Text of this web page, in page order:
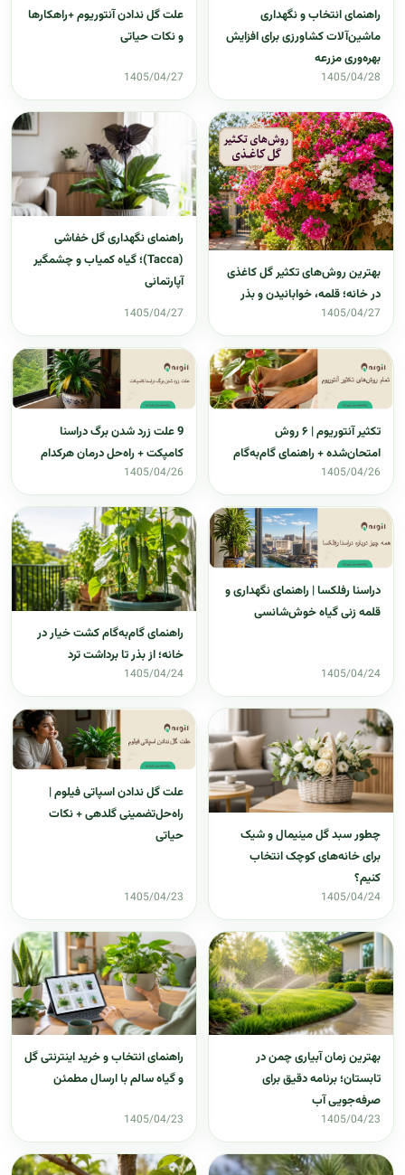
راهنمای انتخاب و نگهداری
ماشین‌آلات کشاورزی برای افزایش
بهره‌وری مزرعه
1405/04/28
علت گل ندادن آنتوریوم +راهکارها
و نکات حیاتی
1405/04/27
بهترین روش‌های تکثیر گل کاغذی
در خانه؛ قلمه، خوابانیدن و بذر
1405/04/27
راهنمای نگهداری گل خفاشی
(Tacca)؛ گیاه کمیاب و چشمگیر
آپارتمانی
1405/04/27
تکثیر آنتوریوم | ۶ روش
امتحان‌شده + راهنمای گام‌به‌گام
1405/04/26
9 علت زرد شدن برگ دراسنا
کامپکت + راه‌حل درمان هرکدام
1405/04/26
دراسنا رفلکسا | راهنمای نگهداری و
قلمه زنی گیاه خوش‌شانسی
1405/04/24
راهنمای گام‌به‌گام کشت خیار در
خانه؛ از بذر تا برداشت ترد
1405/04/24
چطور سبد گل مینیمال و شیک
برای خانه‌های کوچک انتخاب
کنیم؟
1405/04/24
علت گل ندادن اسپاتی فیلوم |
راه‌حل‌تضمینی گلدهی + نکات
حیاتی
1405/04/23
بهترین زمان آبیاری چمن در
تابستان؛ برنامه دقیق برای
صرفه‌جویی آب
1405/04/23
راهنمای انتخاب و خرید اینترنتی گل
و گیاه سالم با ارسال مطمئن
1405/04/23